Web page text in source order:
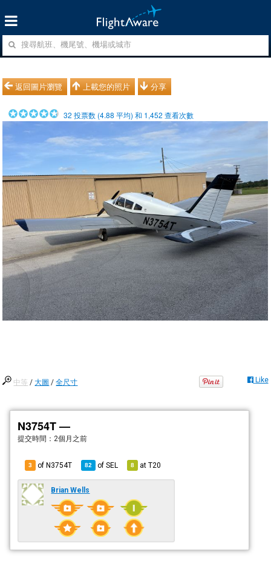
返回圖片瀏覽 上載您的照片 分享
32 投票数 (4.88 平均) 和 1,452 查看次數
中等 /大圖 /全尺寸 Like
N3754T —
提交時間： 2個月之前
3 of N3754T 82 ofSEL 8 atT20
Brian Wells